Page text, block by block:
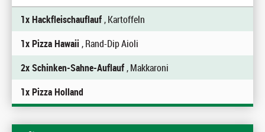
1x Hackfleischauflauf, Kartoffeln
1x Pizza Hawaii , Rand-Dip Aioli
2x Schinken-Sahne-Auflauf, Makkaroni
1x Pizza Holland